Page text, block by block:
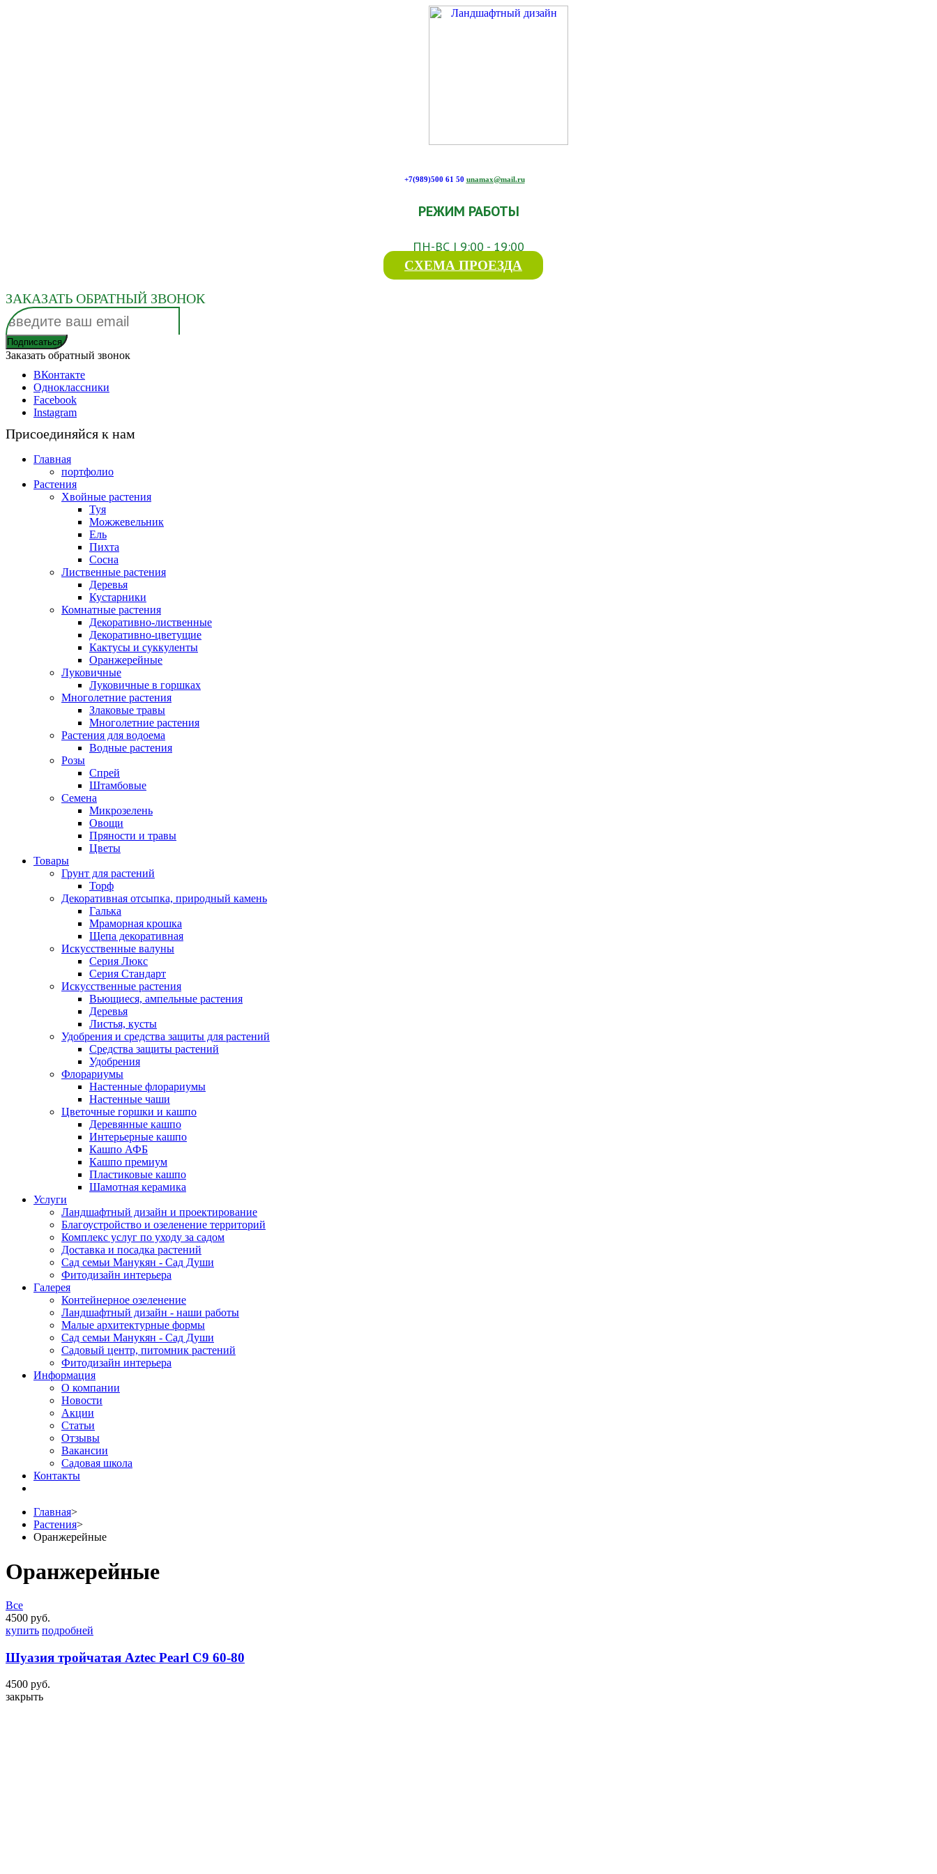
+7(989)500 61 50 unamax@mail.ru
РЕЖИМ РАБОТЫ
ПН-ВС | 9:00 - 19:00
СХЕМА ПРОЕЗДА
ЗАКАЗАТЬ ОБРАТНЫЙ ЗВОНОК
Заказать обратный звонок
ВКонтакте
Одноклассники
Facebook
Instagram
Присоединяйся к нам
Главная
портфолио
Растения
Хвойные растения
Туя
Можжевельник
Ель
Пихта
Сосна
Лиственные растения
Деревья
Кустарники
Комнатные растения
Декоративно-лиственные
Декоративно-цветущие
Кактусы и суккуленты
Оранжерейные
Луковичные
Луковичные в горшках
Многолетние растения
Злаковые травы
Многолетние растения
Растения для водоема
Водные растения
Розы
Спрей
Штамбовые
Семена
Микрозелень
Овощи
Пряности и травы
Цветы
Товары
Грунт для растений
Торф
Декоративная отсыпка, природный камень
Галька
Мраморная крошка
Щепа декоративная
Искусственные валуны
Серия Люкс
Серия Стандарт
Искусственные растения
Вьющиеся, ампельные растения
Деревья
Листья, кусты
Удобрения и средства защиты для растений
Средства защиты растений
Удобрения
Флорариумы
Настенные флорариумы
Настенные чаши
Цветочные горшки и кашпо
Деревянные кашпо
Интерьерные кашпо
Кашпо АФБ
Кашпо премиум
Пластиковые кашпо
Шамотная керамика
Услуги
Ландшафтный дизайн и проектирование
Благоустройство и озеленение территорий
Комплекс услуг по уходу за садом
Доставка и посадка растений
Сад семьи Манукян - Сад Души
Фитодизайн интерьера
Галерея
Контейнерное озеленение
Ландшафтный дизайн - наши работы
Малые архитектурные формы
Сад семьи Манукян - Сад Души
Садовый центр, питомник растений
Фитодизайн интерьера
Информация
О компании
Новости
Акции
Статьи
Отзывы
Вакансии
Садовая школа
Контакты
Главная>
Растения>
Оранжерейные
Оранжерейные
Все
4500 руб.
купить подробней
Шуазия тройчатая Aztec Pearl С9 60-80
4500 руб.
закрыть